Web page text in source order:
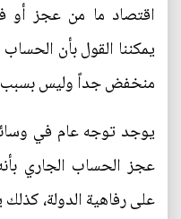
اقتصاد ما من عجز أو
يمكننا القول بأن
منخفض جداً وليس بسبب
يوجد توجه عام في
عجز الحساب الجاري
على رفاهية الدولة،